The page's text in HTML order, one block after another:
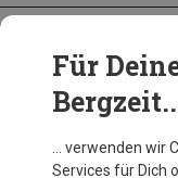
Für
… verwenden wir
Services für Dich